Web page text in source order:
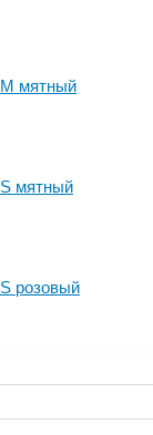
мятный
мятный
розовый